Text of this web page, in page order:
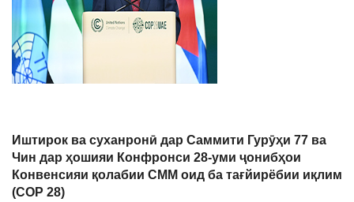
Иштирок ва суханронӣ дар Саммити Гурӯҳи 77 ва
Чин дар ҳошияи Конфронси 28-уми ҷонибҳои
Конвенсияи қолабии СММ оид ба тағйирёбии иқлим
(COP 28)